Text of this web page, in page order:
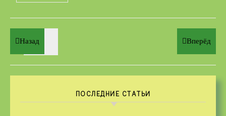
Назад Вперёд
ПОСЛЕДНИЕ СТАТЬИ